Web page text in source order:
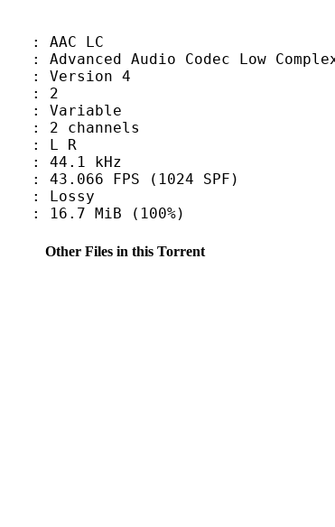
LC
Codec Low
4
2
L R
kHz
(1024 SPF)
(100%)
Other Files in this Torrent